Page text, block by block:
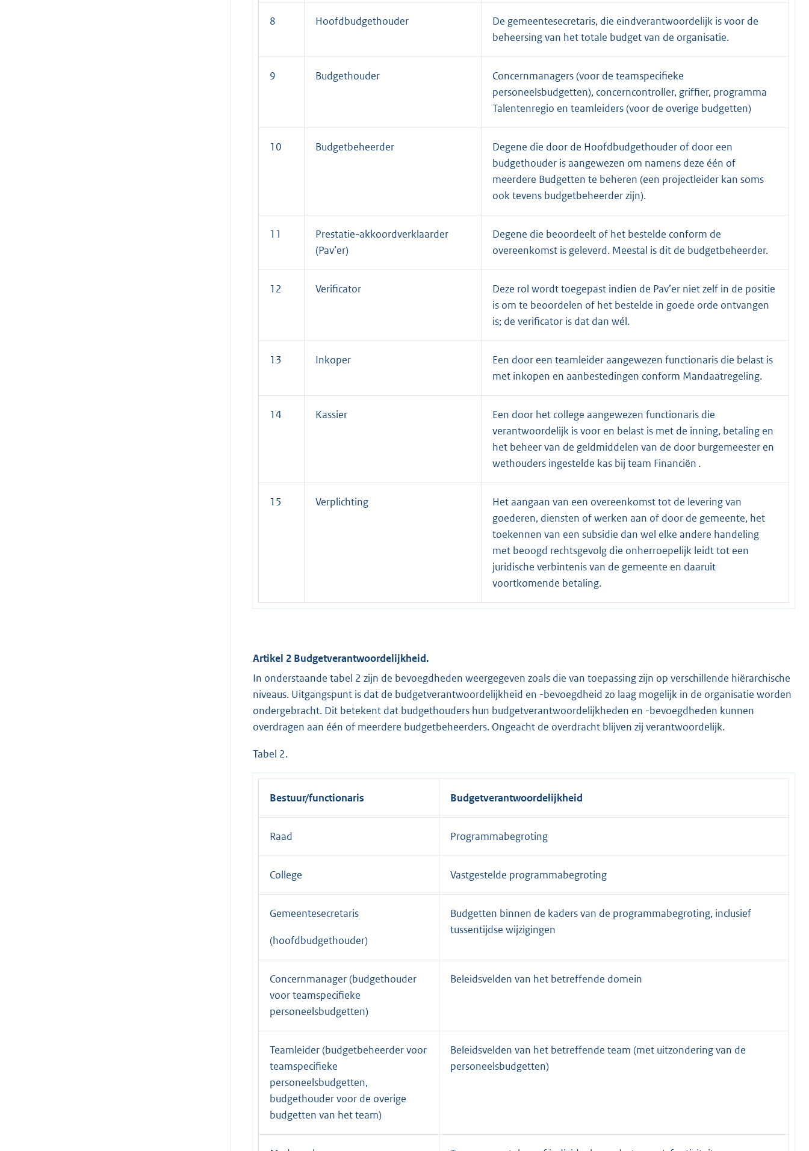
8 Hoofdbudgethouder
De gemeentesecretaris, die eindverantwoordelijk is voor de
beheersing van het totale budget van de organisatie.
9 Budgethouder
Concernmanagers (voor de teamspecifieke
personeelsbudgetten), concerncontroller, griffier, programma
Talentenregio en teamleiders (voor de overige budgetten)
10 Budgetbeheerder
Degene die door de Hoofdbudgethouder of door een
budgethouder is aangewezen om namens deze één of
meerdere Budgetten te beheren (een projectleider kan soms
ook tevens budgetbeheerder zijn).
11
Prestatie-akkoordverklaarder
(Pav’er)
Degene die beoordeelt of het bestelde conform de
overeenkomst is geleverd. Meestal is dit de budgetbeheerder.
12 Verificator
Deze rol wordt toegepast indien de Pav’er niet zelf in de positie
is om te beoordelen of het bestelde in goede orde ontvangen
is; de verificator is dat dan wél.
13 Inkoper
Een door een teamleider aangewezen functionaris die belast is
met inkopen en aanbestedingen conform Mandaatregeling.
14 Kassier
Een door het college aangewezen functionaris die
verantwoordelijk is voor en belast is met de inning, betaling en
het beheer van de geldmiddelen van de door burgemeester en
wethouders ingestelde kas bij team Financiën .
15 Verplichting
Het aangaan van een overeenkomst tot de levering van
goederen, diensten of werken aan of door de gemeente, het
toekennen van een subsidie dan wel elke andere handeling
met beoogd rechtsgevolg die onherroepelijk leidt tot een
juridische verbintenis van de gemeente en daaruit
voortkomende betaling.
Artikel 2 Budgetverantwoordelijkheid.
In onderstaande tabel 2 zijn de bevoegdheden weergegeven zoals die van toepassing zijn op verschillende hiërarchische
niveaus. Uitgangspunt is dat de budgetverantwoordelijkheid en -bevoegdheid zo laag mogelijk in de organisatie worden
ondergebracht. Dit betekent dat budgethouders hun budgetverantwoordelijkheden en -bevoegdheden kunnen
overdragen aan één of meerdere budgetbeheerders. Ongeacht de overdracht blijven zij verantwoordelijk.
Tabel 2.
Bestuur/functionaris Budgetverantwoordelijkheid
Raad Programmabegroting
College Vastgestelde programmabegroting
Gemeentesecretaris
(hoofdbudgethouder)
Budgetten binnen de kaders van de programmabegroting, inclusief
tussentijdse wijzigingen
Concernmanager (budgethouder
voor teamspecifieke
personeelsbudgetten)
Beleidsvelden van het betreffende domein
Teamleider (budgetbeheerder voor
teamspecifieke
personeelsbudgetten,
budgethouder voor de overige
budgetten van het team)
Beleidsvelden van het betreffende team (met uitzondering van de
personeelsbudgetten)